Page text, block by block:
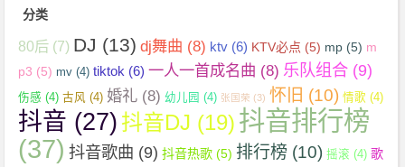
分类
80后 (7) DJ (13) dj舞曲 (8) ktv (6) KTV必点 (5) mp (5) m
p3 (5) mv (4) tiktok (6) 一人一首成名曲 (8) 乐队组合 (9)
伤感 (4) 古风 (4) 婚礼 (8) 幼儿园 (4) 张国荣 (3) 怀旧 (10) 情歌 (4)
抖音 (27) 抖音DJ (19) 抖音排行榜
(37) 抖音歌曲 (9) 抖音热歌 (5) 排行榜 (10) 摇滚 (4) 歌